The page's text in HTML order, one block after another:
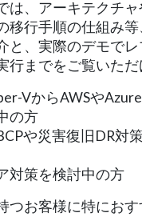
は、アーキテクチ
移行手順の仕組み
と、実際のデモで
行までをご覧いただ
VからAWSや
の方
や災害復旧DR対
対策を検討中の方
つお客様に特におす